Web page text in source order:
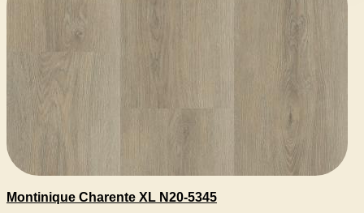
Montinique Charente XL N20-5345